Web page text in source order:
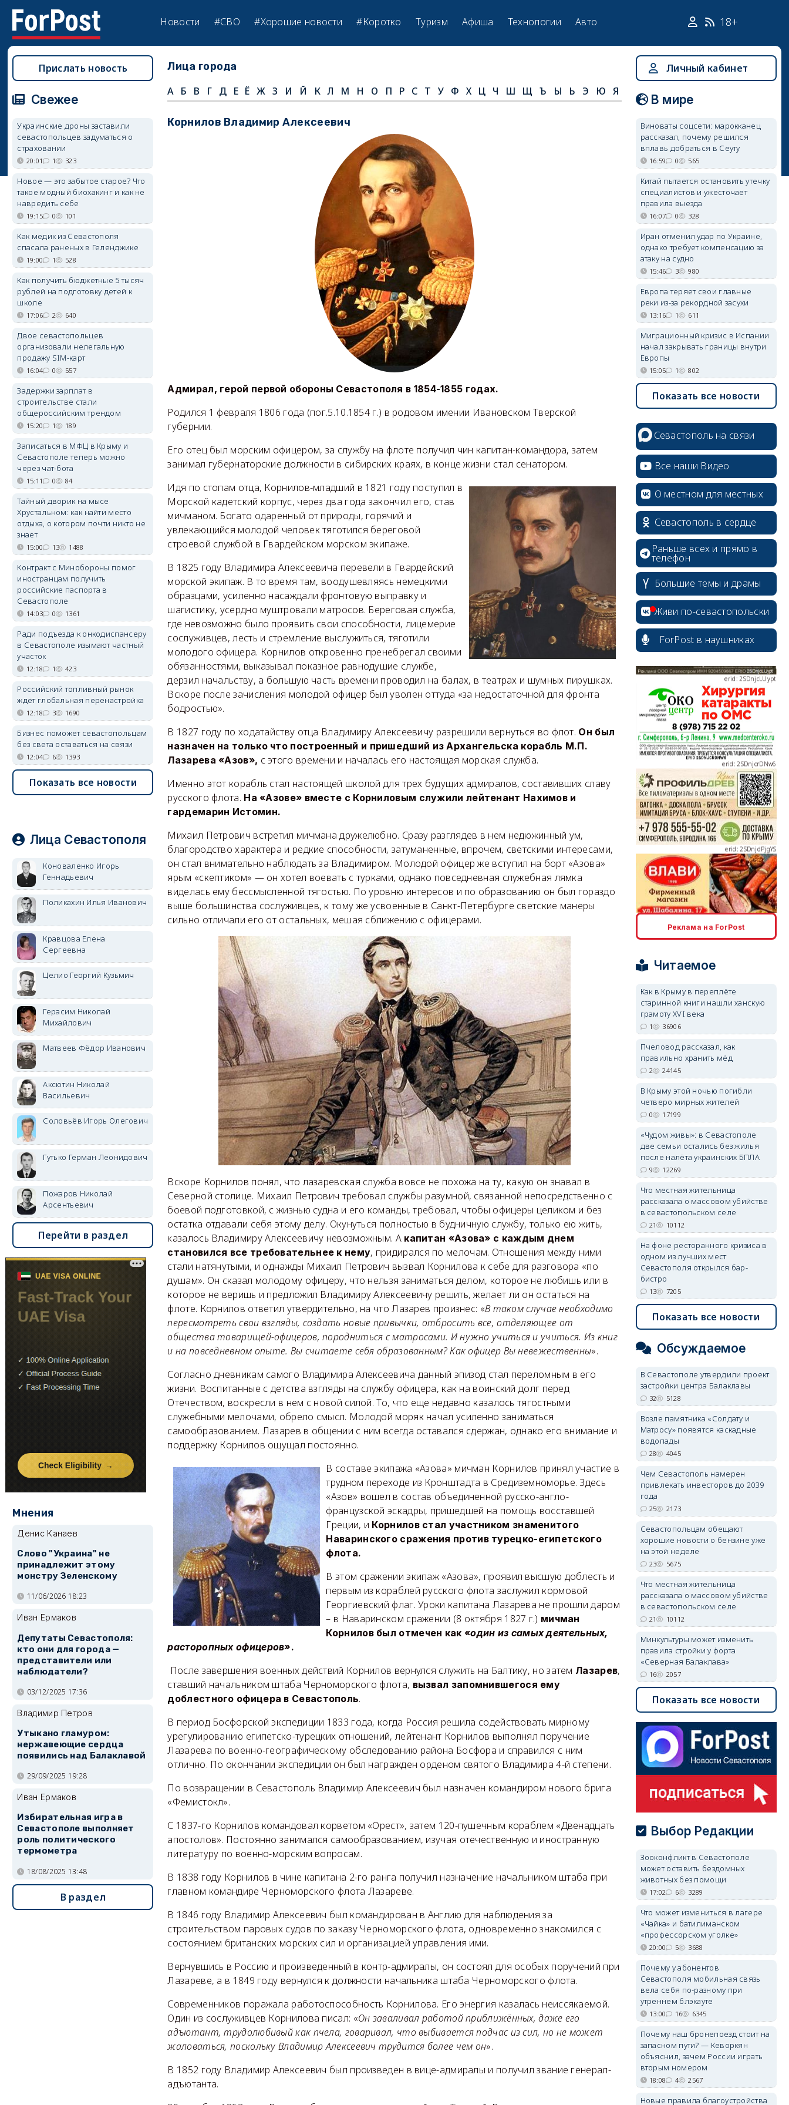
Новости #СВО #Хорошие новости #Коротко Туризм Афиша Технологии Авто 18+
Лица города
А
Б В Г Д Е Ё Ж З И Й К Л М Н О П Р С Т У Ф Х Ц Ч Ш Щ Ъ Ы Ь Э Ю Я
Корнилов Владимир Алексеевич
Адмирал, герой первой обороны Севастополя в 1854-1855 годах.
Родился 1 февраля 1806 года (пог.5.10.1854 г.) в родовом имении Ивановском Тверской
губернии.
Его отец был морским офицером, за службу на флоте получил чин капитан-командора, затем
занимал губернаторские должности в сибирских краях, в конце жизни стал сенатором.
Идя по стопам отца, Корнилов-младший в 1821 году поступил в
Морской кадетский корпус, через два года закончил его, став
мичманом. Богато одаренный от природы, горячий и
увлекающийся молодой человек тяготился береговой
строевой службой в Гвардейском морском экипаже.
В 1825 году Владимира Алексеевича перевели в Гвардейский
морской экипаж. В то время там, воодушевляясь немецкими
образцами, усиленно насаждали фронтовую выправку и
шагистику, усердно муштровали матросов. Береговая служба,
где невозможно было проявить свои способности, лицемерие
сослуживцев, лесть и стремление выслужиться, тяготили
молодого офицера. Корнилов откровенно пренебрегал своими
обязанностями, выказывал показное равнодушие службе,
дерзил начальству, а большую часть времени проводил на балах, в театрах и шумных пирушках.
Вскоре после зачисления молодой офицер был уволен оттуда «за недостаточной для фронта
бодростью».
В 1827 году по ходатайству отца Владимиру Алексеевичу разрешили вернуться во флот. Он был
назначен на только что построенный и пришедший из Архангельска корабль М.П.
Лазарева «Азов», с этого времени и началась его настоящая морская служба.
Именно этот корабль стал настоящей школой для трех будущих адмиралов, составивших славу
русского флота. На «Азове» вместе с Корниловым служили лейтенант Нахимов и
гардемарин Истомин.
Михаил Петрович встретил мичмана дружелюбно. Сразу разглядев в нем недюжинный ум,
благородство характера и редкие способности, затуманенные, впрочем, светскими интересами,
он стал внимательно наблюдать за Владимиром. Молодой офицер же вступил на борт «Азова»
ярым «скептиком» — он хотел воевать с турками, однако повседневная служебная лямка
виделась ему бессмысленной тягостью. По уровню интересов и по образованию он был гораздо
выше большинства сослуживцев, к тому же усвоенные в Санкт-Петербурге светские манеры
сильно отличали его от остальных, мешая сближению с офицерами.
Вскоре Корнилов понял, что лазаревская служба вовсе не похожа на ту, какую он знавал в
Северной столице. Михаил Петрович требовал службы разумной, связанной непосредственно с
боевой подготовкой, с жизнью судна и его команды, требовал, чтобы офицеры целиком и без
остатка отдавали себя этому делу. Окунуться полностью в будничную службу, только ею жить,
казалось Владимиру Алексеевичу невозможным. А капитан «Азова» с каждым днем
становился все требовательнее к нему, придирался по мелочам. Отношения между ними
стали натянутыми, и однажды Михаил Петрович вызвал Корнилова к себе для разговора «по
душам». Он сказал молодому офицеру, что нельзя заниматься делом, которое не любишь или в
которое не веришь и предложил Владимиру Алексеевичу решить, желает ли он остаться на
флоте. Корнилов ответил утвердительно, на что Лазарев произнес: «В таком случае необходимо
пересмотреть свои взгляды, создать новые привычки, отбросить все, отделяющее от
общества товарищей-офицеров, породниться с матросами. И нужно учиться и учиться. Из книг
и на повседневном опыте. Вы считаете себя образованным? Как офицер Вы невежественны».
Согласно дневникам самого Владимира Алексеевича данный эпизод стал переломным в его
жизни. Воспитанные с детства взгляды на службу офицера, как на воинский долг перед
Отечеством, воскресли в нем с новой силой. То, что еще недавно казалось тягостными
служебными мелочами, обрело смысл. Молодой моряк начал усиленно заниматься
самообразованием. Лазарев в общении с ним всегда оставался сдержан, однако его внимание и
поддержку Корнилов ощущал постоянно.
В составе экипажа «Азова» мичман Корнилов принял участие в
трудном переходе из Кронштадта в Средиземноморье. Здесь
«Азов» вошел в состав объединенной русско-англо-
французской эскадры, пришедшей на помощь восставшей
Греции, и Корнилов стал участником знаменитого
Наваринского сражения против турецко-египетского
флота.
В этом сражении экипаж «Азова», проявил высшую доблесть и
первым из кораблей русского флота заслужил кормовой
Георгиевский флаг. Уроки капитана Лазарева не прошли даром
– в Наваринском сражении (8 октября 1827 г.) мичман
Корнилов был отмечен как «один из самых деятельных,
расторопных офицеров».
После завершения военных действий Корнилов вернулся служить на Балтику, но затем Лазарев,
ставший начальником штаба Черноморского флота, вызвал запомнившегося ему
доблестного офицера в Севастополь.
В период Босфорской экспедиции 1833 года, когда Россия решила содействовать мирному
урегулированию египетско-турецких отношений, лейтенант Корнилов выполнял поручение
Лазарева по военно-географическому обследованию района Босфора и справился с ним
отлично. По окончании экспедиции он был награжден орденом святого Владимира 4-й степени.
По возвращении в Севастополь Владимир Алексеевич был назначен командиром нового брига
«Фемистокл».
С 1837-го Корнилов командовал корветом «Орест», затем 120-пушечным кораблем «Двенадцать
апостолов». Постоянно занимался самообразованием, изучая отечественную и иностранную
литературу по военно-морским вопросам.
В 1838 году Корнилов в чине капитана 2-го ранга получил назначение начальником штаба при
главном командире Черноморского флота Лазареве.
В 1846 году Владимир Алексеевич был командирован в Англию для наблюдения за
строительством паровых судов по заказу Черноморского флота, одновременно знакомился с
состоянием британских морских сил и организацией управления ими.
Вернувшись в Россию и произведенный в контр-адмиралы, он состоял для особых поручений при
Лазареве, а в 1849 году вернулся к должности начальника штаба Черноморского флота.
Современников поражала работоспособность Корнилова. Его энергия казалась неиссякаемой.
Один из сослуживцев Корнилова писал: «Он заваливал работой приближённых, даже его
адъютант, трудолюбивый как пчела, говаривал, что выбивается подчас из сил, но не может
жаловаться, поскольку Владимир Алексеевич трудится более чем он».
В 1852 году Владимир Алексеевич был произведен в вице-адмиралы и получил звание генерал-
адъютанта.
Прислать новость
Свежее
Украинские дроны заставили
севастопольцев задуматься о
страховании
20:01 1 323
Новое — это забытое старое? Что
такое модный биохакинг и как не
навредить себе
19:15 0 101
Как медик из Севастополя
спасала раненых в Геленджике
19:00 1 528
Как получить бюджетные 5 тысяч
рублей на подготовку детей к
школе
17:06 2 640
Двое севастопольцев
организовали нелегальную
продажу SIM-карт
16:04 0 557
Задержки зарплат в
строительстве стали
общероссийским трендом
15:20 1 189
Записаться в МФЦ в Крыму и
Севастополе теперь можно
через чат-бота
15:11 0 84
Тайный дворик на мысе
Хрустальном: как найти место
отдыха, о котором почти никто не
знает
15:00 13 1488
Контракт с Минобороны помог
иностранцам получить
российские паспорта в
Севастополе
14:03 0 1361
Ради подъезда к онкодиспансеру
в Севастополе изымают частный
участок
12:18 1 423
Российский топливный рынок
ждёт глобальная перенастройка
12:18 3 1690
Бизнес поможет севастопольцам
без света оставаться на связи
12:04 6 1393
Показать все новости
Лица Севастополя
Коноваленко Игорь
Геннадьевич
Поликахин Илья Иванович
Кравцова Елена
Сергеевна
Целио Георгий Кузьмич
Герасим Николай
Михайлович
Матвеев Фёдор Иванович
Аксютин Николай
Васильевич
Соловьёв Игорь Олегович
Гутько Герман Леонидович
Пожаров Николай
Арсентьевич
Перейти в раздел
Мнения
Денис Канаев
Слово "Украина" не
принадлежит этому
монстру Зеленскому
11/06/2026 18:23
Иван Ермаков
Депутаты Севастополя:
кто они для города —
представители или
наблюдатели?
03/12/2025 17:36
Владимир Петров
Утыкано гламуром:
нержавеющие сердца
появились над Балаклавой
29/09/2025 19:28
Иван Ермаков
Избирательная игра в
Севастополе выполняет
роль политического
термометра
18/08/2025 13:48
В раздел
Личный кабинет
В мире
Виноваты соцсети: марокканец
рассказал, почему решился
вплавь добраться в Сеуту
16:59 0 565
Китай пытается остановить утечку
специалистов и ужесточает
правила выезда
16:07 0 328
Иран отменил удар по Украине,
однако требует компенсацию за
атаку на судно
15:46 3 980
Европа теряет свои главные
реки из-за рекордной засухи
13:16 1 611
Миграционный кризис в Испании
начал закрывать границы внутри
Европы
15:05 1 802
Показать все новости
Севастополь на связи
Все наши Видео
О местном для местных
Севастополь в сердце
Раньше всех и прямо в
телефон
Большие темы и драмы
Живи по-севастопольски
ForPost в наушниках
erid: 2SDnjcrDNw6
erid: 2SDnjdPjgYS
erid: 2SDnjdvhGXG
erid: 2SDnjcrDNw6
erid: 2SDnjdPjgYS
erid: 2SDnjdvhGXG
Реклама на ForPost
Читаемое
Как в Крыму в переплёте
старинной книги нашли ханскую
грамоту XVI века
1 36906
Пчеловод рассказал, как
правильно хранить мёд
2 24145
В Крыму этой ночью погибли
четверо мирных жителей
0 17199
«Чудом живы»: в Севастополе
две семьи остались без жилья
после налёта украинских БПЛА
9 12269
Что местная жительница
рассказала о массовом убийстве
в севастопольском селе
21 10112
На фоне ресторанного кризиса в
одном из лучших мест
Севастополя открылся бар-
бистро
13 7205
Показать все новости
Обсуждаемое
В Севастополе утвердили проект
застройки центра Балаклавы
32 5128
Возле памятника «Солдату и
Матросу» появятся каскадные
водопады
28 4045
Чем Севастополь намерен
привлекать инвесторов до 2039
года
25 2173
Севастопольцам обещают
хорошие новости о бензине уже
на этой неделе
23 5675
Что местная жительница
рассказала о массовом убийстве
в севастопольском селе
21 10112
Минкультуры может изменить
правила стройки у форта
«Северная Балаклава»
16 2057
Показать все новости
Выбор Редакции
Зооконфликт в Севастополе
может оставить бездомных
животных без помощи
17:02 6 3289
Что может измениться в лагере
«Чайка» и батилиманском
«профессорском уголке»
20:00 5 3688
Почему у абонентов
Севастополя мобильная связь
вела себя по-разному при
утреннем блэкауте
13:00 16 6345
Почему наш бронепоезд стоит на
запасном пути? — Кеворкян
объяснил, зачем России играть
вторым номером
18:08 4 2567
Новые правила благоустройства